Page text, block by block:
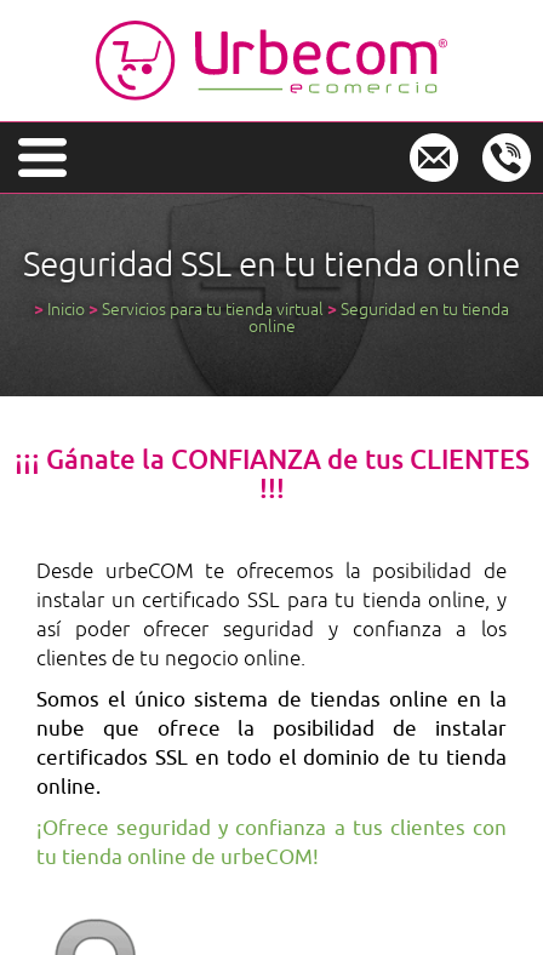
Seguridad SSL en tu tienda online
> Inicio >Servicios para tu tienda virtual >Seguridad en tu tienda
online
¡¡¡ Gánate la CONFIANZA de tus CLIENTES
!!!
Desde urbeCOM te ofrecemos la posibilidad de
instalar un certificado SSL para tu tienda online, y
así poder ofrecer seguridad y confianza a los
clientes de tu negocio online.
Somos el único sistema de tiendas online en la
nube que ofrece la posibilidad de instalar
certificados SSL en todo el dominio de tu tienda
online.
¡Ofrece seguridad y confianza a tus clientes con
tu tienda online de urbeCOM!